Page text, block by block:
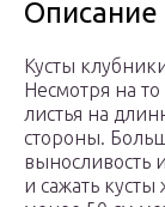
Описание
Кусты
Несмотря на
листья на
стороны.
выносливость
и сажать